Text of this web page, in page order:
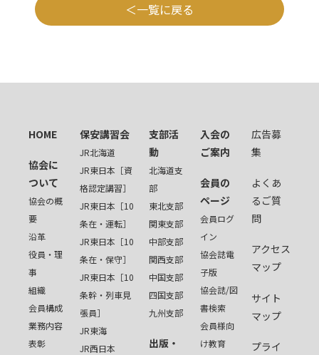
一覧に戻る
HOME
協会に
ついて
協会の概
要
沿革
役員・理
事
組織
会員構成
業務内容
表彰
保安講習会
JR北海道
JR東日本［資
格認定講習］
JR東日本［10
条在・運転］
JR東日本［10
条在・保守］
JR東日本［10
条幹・列車見
張員］
JR東海
JR西日本
支部活
動
北海道支
部
東北支部
関東支部
中部支部
関西支部
中国支部
四国支部
九州支部
出版・
入会の
ご案内
会員の
ページ
会員ログ
イン
協会誌電
子版
協会誌/図
書検索
会員様向
け教育
広告募
集
よくあ
るご質
問
アクセス
マップ
サイト
マップ
プライ